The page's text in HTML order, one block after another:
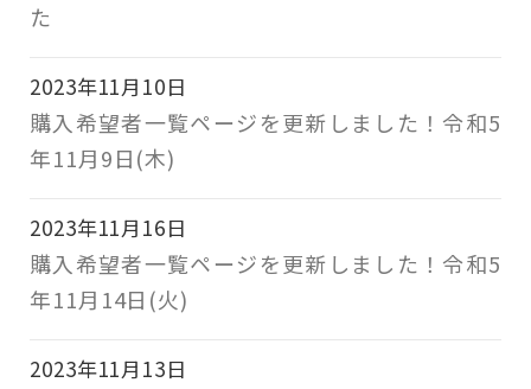
た
2023年11月10日
購入希望者一覧ページを更新しました！令和5
年11月9日(木)
2023年11月16日
購入希望者一覧ページを更新しました！令和5
年11月14日(火)
2023年11月13日